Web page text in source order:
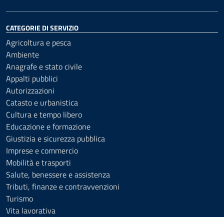
CATEGORIE DI SERVIZIO
Agricoltura e pesca
Ambiente
Anagrafe e stato civile
Appalti pubblici
Autorizzazioni
Catasto e urbanistica
Cultura e tempo libero
Educazione e formazione
Giustizia e sicurezza pubblica
Imprese e commercio
Mobilità e trasporti
Salute, benessere e assistenza
Tributi, finanze e contravvenzioni
Turismo
Vita lavorativa